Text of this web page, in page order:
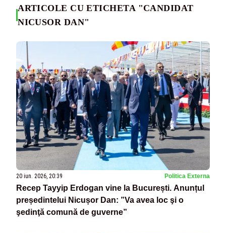
ARTICOLE CU ETICHETA "CANDIDAT
NICUSOR DAN"
20 iun. 2026, 20:39 Politica Externa
Recep Tayyip Erdogan vine la București. Anunțul
președintelui Nicușor Dan: ”Va avea loc şi o
şedinţă comună de guverne”